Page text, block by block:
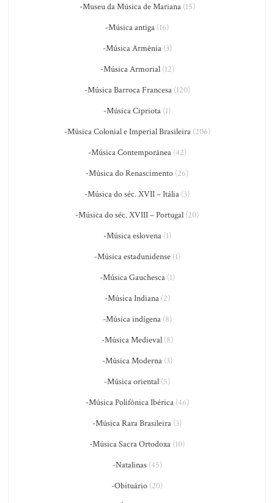
-Museu da Música de Mariana(15)
-Música antiga (16)
-Música Armênia(3)
-Música Armorial(12)
-Música Barroca Francesa(120)
-Música Cipriota (1)
-Música Colonial e Imperial Brasileira(206)
-Música Contemporânea(42)
-Música do Renascimento (26)
-Música do séc. XVII – Itália (3)
-Música do séc. XVIII – Portugal (20)
-Música eslovena(1)
-Música estadunidense(1)
-Música Gauchesca(1)
-Música Indiana(2)
-Música indígena(8)
-Música Medieval(8)
-Música Moderna(3)
-Música oriental (5)
-Música Polifônica Ibérica(46)
-Música Rara Brasileira (3)
-Música Sacra Ortodoxa (10)
-Natalinas(45)
-Obituário (20)